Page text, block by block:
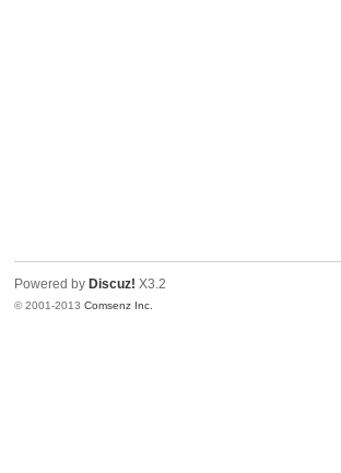
Powered by Discuz! X3.2
© 2001-2013Comsenz Inc.